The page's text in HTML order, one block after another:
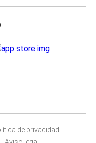
de privacidad